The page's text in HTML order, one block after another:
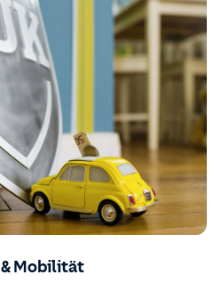
Mobilität